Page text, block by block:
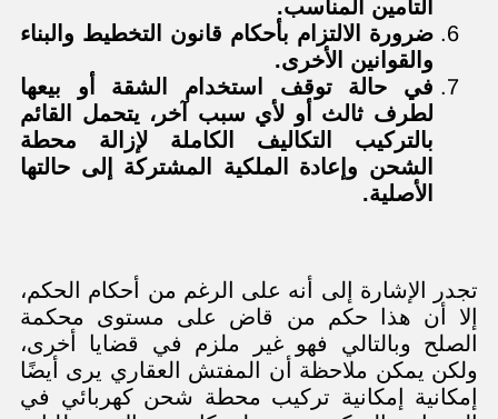
التأمين المناسب.
ضرورة الالتزام بأحكام قانون التخطيط والبناء
والقوانين الأخرى.
في حالة توقف استخدام الشقة أو بيعها
لطرف ثالث أو لأي سبب آخر، يتحمل القائم
بالتركيب التكاليف الكاملة لإزالة محطة
الشحن وإعادة الملكية المشتركة إلى حالتها
الأصلية.
تجدر الإشارة إلى أنه على الرغم من أحكام الحكم،
إلا أن هذا حكم من قاض على مستوى محكمة
الصلح وبالتالي فهو غير ملزم في قضايا أخرى،
ولكن يمكن ملاحظة أن المفتش العقاري يرى أيضًا
إمكانية إمكانية تركيب محطة شحن كهربائي في